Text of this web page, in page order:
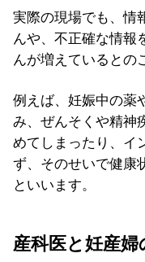
実際の現場でも、情
んや、不正確な情報
んが増えているとの
例えば、妊娠中の薬
み、ぜんそくや精神
めてしまったり、イ
ず、そのせいで健康
といいます。
産科医と妊産婦